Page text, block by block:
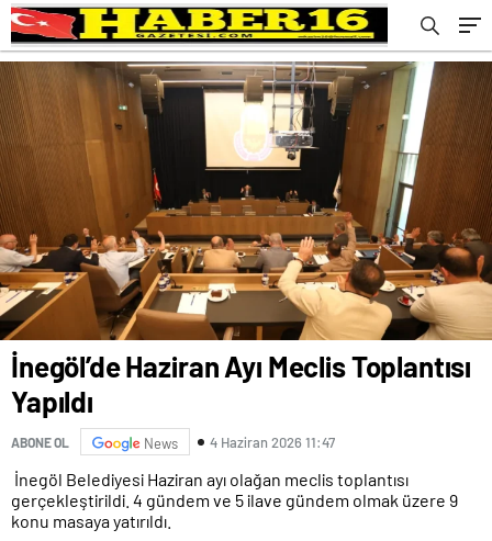
İnegöl’de Haziran Ayı Meclis Toplantısı
Yapıldı
ABONE OL News 4 Haziran 2026 11:47
İnegöl Belediyesi Haziran ayı olağan meclis toplantısı
gerçekleştirildi. 4 gündem ve 5 ilave gündem olmak üzere 9
konu masaya yatırıldı.